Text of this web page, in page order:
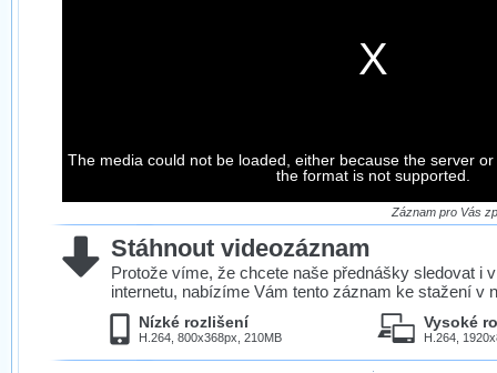
Stahování záznamů
záznamů.
ve formátu, který není vhodný pro stahování,
proto je ke stažení nenabízíme.
The media could not be loaded, either because the server
the format is not supported.
Záznam pro Vás
Stáhnout videozáznam
Protože víme, že chcete naše přednášky sledovat i
internetu, nabízíme Vám tento záznam ke stažení v
Nízké rozlišení
H.264, 800x368px, 210MB
Vysoké
H.264,